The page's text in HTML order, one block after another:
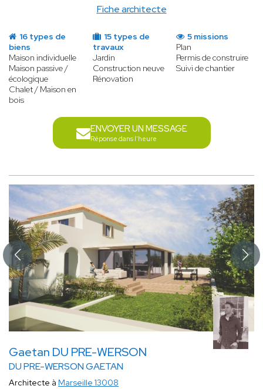
Fiche architecte
16 types de
biens
Maison individuelle
Maison passive /
écologique
Chalet / Maison en
bois
15 types de
travaux
Jardin
Construction neuve
Rénovation
5 missions
Plan
Permis de construire
Suivi de chantier
ENVOYER UN MESSAGE
Réponse dans l'heure
Gaetan DU PRE-WERSON
DU PRE-WERSON GAETAN
Architecte à Marseille 13008